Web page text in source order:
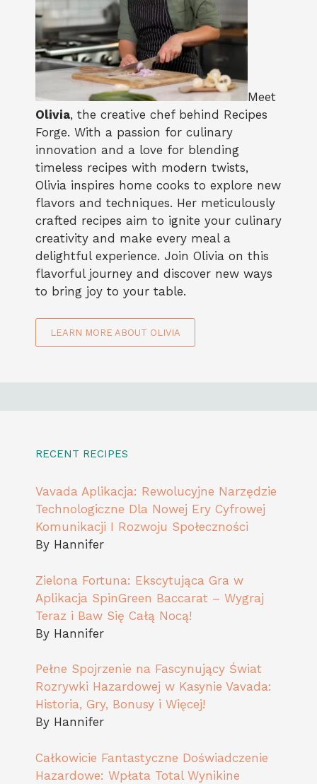
Meet
Olivia, the creative chef behind Recipes
Forge. With a passion for culinary
innovation and a love for blending
timeless recipes with modern twists,
Olivia inspires home cooks to explore new
flavors and techniques. Her meticulously
crafted recipes aim to ignite your culinary
creativity and make every meal a
delightful experience. Join Olivia on this
flavorful journey and discover new ways
to bring joy to your table.
LEARN MORE ABOUT OLIVIA
RECENT RECIPES
Vavada Aplikacja: Rewolucyjne Narzędzie
Technologiczne Dla Nowej Ery Cyfrowej
Komunikacji I Rozwoju Społeczności
By Hannifer
Zielona Fortuna: Ekscytująca Gra w
Aplikacja SpinGreen Baccarat – Wygraj
Teraz i Baw Się Całą Nocą!
By Hannifer
Pełne Spojrzenie na Fascynujący Świat
Rozrywki Hazardowej w Kasynie Vavada:
Historia, Gry, Bonusy i Więcej!
By Hannifer
Całkowicie Fantastyczne Doświadczenie
Hazardowe: Wpłata Total Wynikine